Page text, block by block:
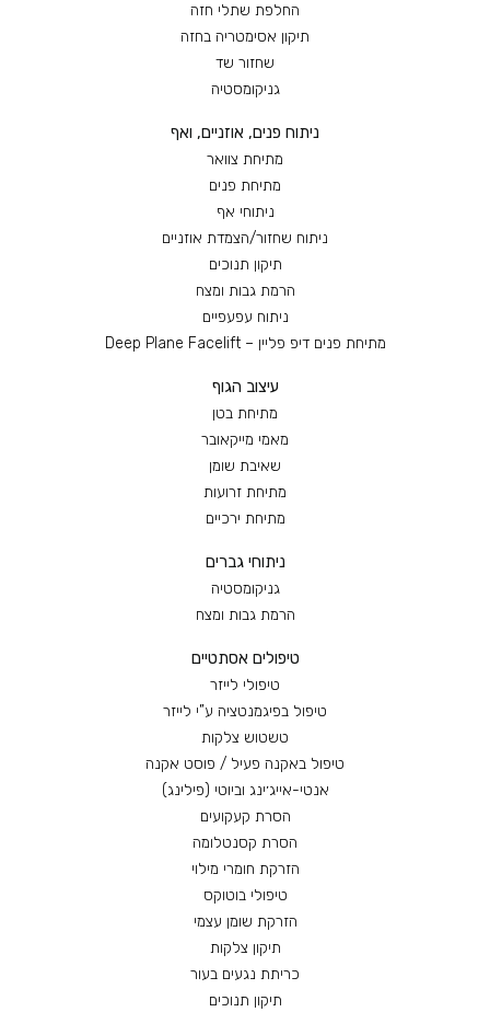
החלפת שתלי חזה
תיקון אסימטריה בחזה
שחזור שד
גניקומסטיה
ניתוח פנים, אוזניים, ואף
מתיחת צוואר
מתיחת פנים
ניתוחי אף
ניתוח שחזור/הצמדת אוזניים
תיקון תנוכים
הרמת גבות ומצח
ניתוח עפעפיים
מתיחת פנים דיפ פליין – Deep Plane Facelift
עיצוב הגוף
מתיחת בטן
מאמי מייקאובר
שאיבת שומן
מתיחת זרועות
מתיחת ירכיים
ניתוחי גברים
גניקומסטיה
הרמת גבות ומצח
טיפולים אסתטיים
טיפולי לייזר
טיפול בפיגמנטציה ע”י לייזר
טשטוש צלקות
טיפול באקנה פעיל / פוסט אקנה
אנטי-אייג׳ינג וביוטי (פילינג)
הסרת קעקועים
הסרת קסנטלומה
הזרקת חומרי מילוי
טיפולי בוטוקס
הזרקת שומן עצמי
תיקון צלקות
כריתת נגעים בעור
תיקון תנוכים